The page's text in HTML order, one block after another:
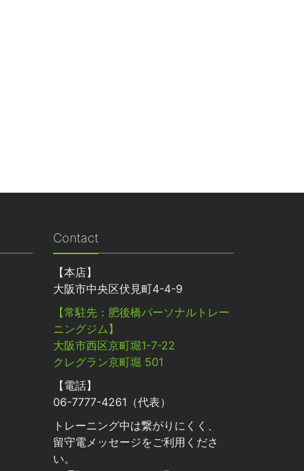
Contact
【本店】
大阪市中央区伏見町4-4-9
【常駐先：肥後橋パーソナルトレー
ニングジム】
大阪市西区京町堀1-7-22
クレグラン京町堀 501
【電話】
06-7777-4261（代表）
トレーニング中は繋がりにくく、
留守電メッセージをご利用くださ
い。